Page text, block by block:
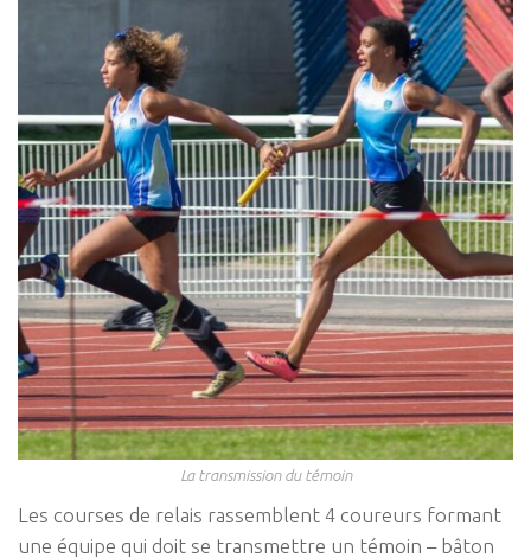
La transmission du témoin
Les courses de relais rassemblent 4 coureurs formant
une équipe qui doit se transmettre un témoin – bâton